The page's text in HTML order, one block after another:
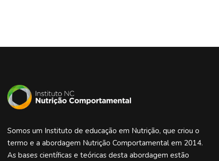
Somos um Instituto de educação em Nutrição, que criou o
termo e a abordagem Nutrição Comportamental em 2014.
As bases científicas e teóricas desta abordagem estão